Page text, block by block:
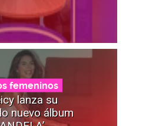
femeninos
lanza su
nuevo álbum